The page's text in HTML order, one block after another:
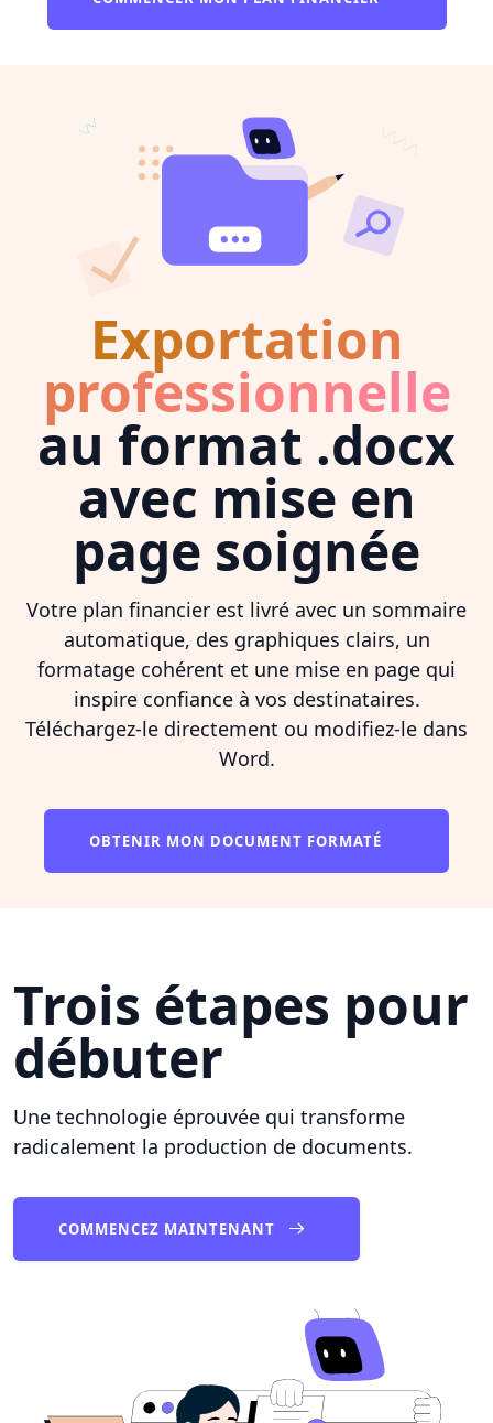
Exportation
professionnelle
au format .docx
avec mise en
page soignée
Votre plan financier est livré avec un sommaire
automatique, des graphiques clairs, un
formatage cohérent et une mise en page qui
inspire confiance à vos destinataires.
Téléchargez-le directement ou modifiez-le dans
Word.
OBTENIR MON DOCUMENT FORMATÉ
Trois étapes pour
débuter
Une technologie éprouvée qui transforme
radicalement la production de documents.
COMMENCEZ MAINTENANT